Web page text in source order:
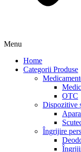
Menu
Home
Categorii Produse
OTC
Dispozitive
Îngrijire